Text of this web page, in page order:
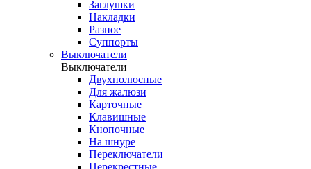
Заглушки
Накладки
Разное
Суппорты
Выключатели
Выключатели
Двухполюсные
Для жалюзи
Карточные
Клавишные
Кнопочные
На шнуре
Переключатели
Перекрестные